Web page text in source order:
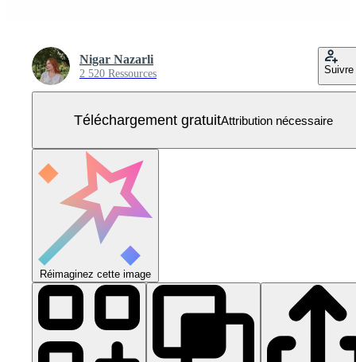
Nigar Nazarli
2 520 Ressources Suivre
Téléchargement gratuitAttribution nécessaire
Réimaginez cette image